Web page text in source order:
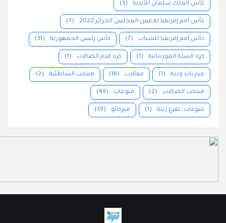
كأس الملك سلمان للأندية (3)
كأس أمم إفريقيا للاعبين المحليين الجزائر 2022 (7)
كأس أمم إفريقيا للشباب (7) كأس رئيس الجمهورية (31)
كرة السلة الموريتانية (1) كرة قدم الصالات (1)
مباريات ودية (1) مقالات (16) منتخب الشاطئية (2)
منتخب الصالات (2) منوعات (49)
منوعات، تفرغ زينة (1) ميركاتو (39)